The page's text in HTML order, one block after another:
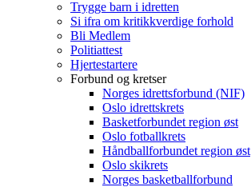
Trygge barn i idretten
Si ifra om kritikkverdige forhold
Bli Medlem
Politiattest
Hjertestartere
Forbund og kretser
Norges idrettsforbund (NIF)
Oslo idrettskrets
Basketforbundet region øst
Oslo fotballkrets
Håndballforbundet region øst
Oslo skikrets
Norges basketballforbund